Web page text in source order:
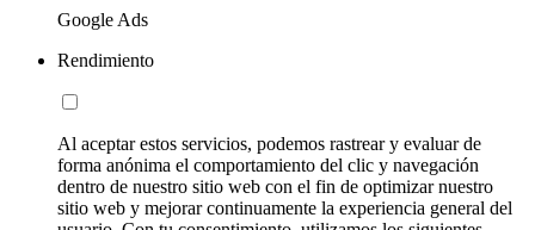
Google Ads
Rendimiento
Al aceptar estos servicios, podemos rastrear y evaluar de
forma anónima el comportamiento del clic y navegación
dentro de nuestro sitio web con el fin de optimizar nuestro
sitio web y mejorar continuamente la experiencia general del